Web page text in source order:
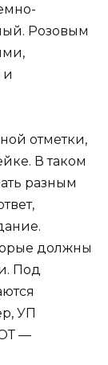
Розовым
и
отметки,
В таком
разным
должны
Под
УП
—